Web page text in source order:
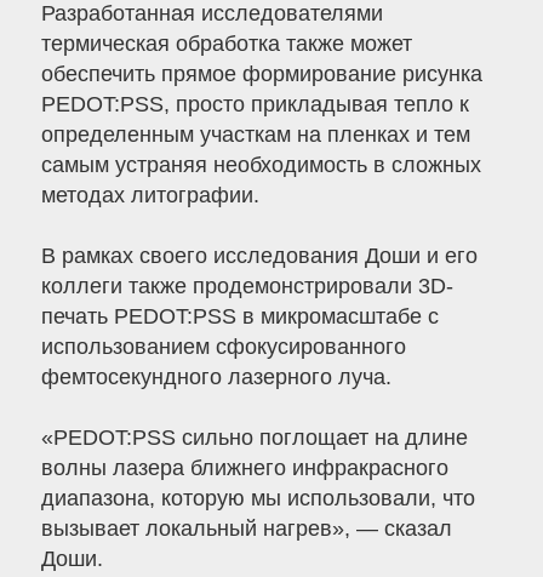
Разработанная исследователями
термическая обработка также может
обеспечить прямое формирование рисунка
PEDOT:PSS, просто прикладывая тепло к
определенным участкам на пленках и тем
самым устраняя необходимость в сложных
методах литографии.
В рамках своего исследования Доши и его
коллеги также продемонстрировали 3D-
печать PEDOT:PSS в микромасштабе с
использованием сфокусированного
фемтосекундного лазерного луча.
«PEDOT:PSS сильно поглощает на длине
волны лазера ближнего инфракрасного
диапазона, которую мы использовали, что
вызывает локальный нагрев», — сказал
Доши.